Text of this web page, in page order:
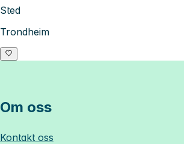
Sted
Trondheim
Om oss
Kontakt oss